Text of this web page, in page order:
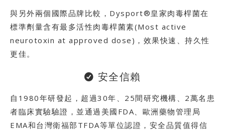
與另外兩個國際品牌比較，Dysport®皇家肉毒桿菌在
標準劑量含有最多活性肉毒桿菌素(Most active
neurotoxin at approved dose)，效果快速、持久性
更佳。
安全信賴
自1980年研發起，超過30年、25間研究機構、2萬名患
者臨床實驗驗證，並通過美國FDA、歐洲藥物管理局
EMA和台灣衛福部TFDA等單位認證，安全品質值得信